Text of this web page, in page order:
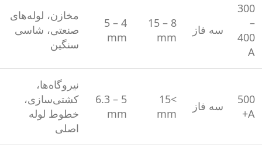
300
–
400
A
سه فاز
8 – 15
mm
4 – 5
mm
مخازن، لوله‌های
صنعتی، شاسی
سنگین
500
A+
سه فاز
>15
mm
5 – 6.3
mm
نیروگاه‌ها،
کشتی‌سازی،
خطوط لوله
اصلی